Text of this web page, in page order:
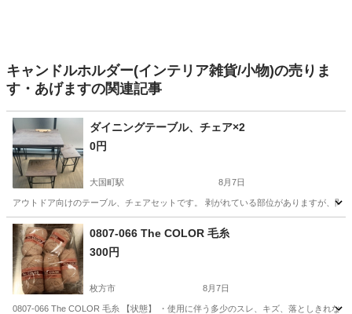
キャンドルホルダー(インテリア雑貨/小物)の売りま
す・あげますの関連記事
ダイニングテーブル、チェア×2
0円
大国町駅 8月7日
アウトドア向けのテーブル、チェアセットです。 剥がれている部位がありますが、問
大阪 大阪市
0807-066 The COLOR 毛糸
300円
枚方市 8月7日
0807-066 The COLOR 毛糸 【状態】 ・使用に伴う多少のスレ、キズ、落としきれな